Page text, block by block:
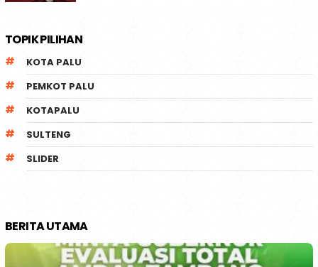
TOPIK PILIHAN
KOTA PALU
PEMKOT PALU
KOTAPALU
SULTENG
SLIDER
BERITA UTAMA